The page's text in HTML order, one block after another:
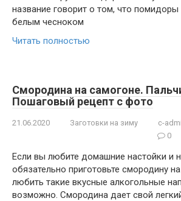
название говорит о том, что
белым чесноком
Читать полностью
Смородина на самогоне.
Пошаговый рецепт с фото
21.06.2020 Заготовки на зиму
c-
0
Если вы любите домашние настойки и
обязательно приготовьте смородину
любить такие вкусные алкогольные
возможно. Смородина дает свой